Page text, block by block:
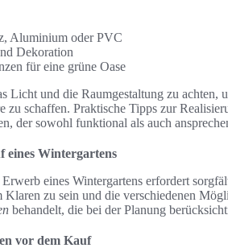
Aluminium oder PVC
Dekoration
für eine grüne Oase
Licht und die Raumgestaltung zu achten,
zu schaffen. Praktische Tipps zur
der sowohl funktional als auch
eines Wintergartens
eines Wintergartens erfordert
Klaren zu sein und die verschiedenen
behandelt, die bei der Planung
vor dem Kauf